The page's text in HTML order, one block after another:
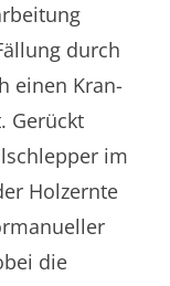
durch
einen Kran-
Gerückt
im
Holzernte
die